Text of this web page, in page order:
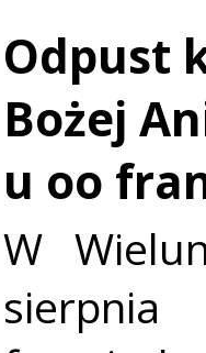
Odpust
Bożej
u oo
W